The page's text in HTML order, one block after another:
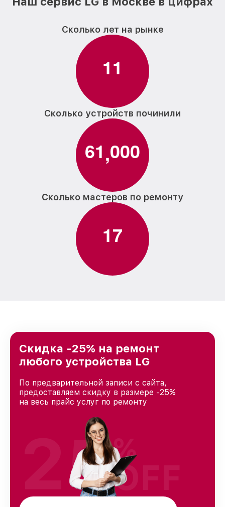
Сколько лет на рынке
11
Сколько устройств починили
61,000
Сколько мастеров по ремонту
17
Скидка -25% на ремонт
любого устройства LG
По предварительной записи с сайта,
предоставляем скидку в размере -25%
на весь прайс услуг по ремонту
25%
OFF